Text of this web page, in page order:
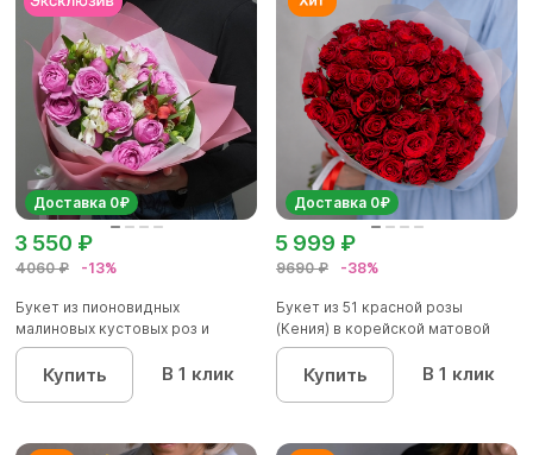
Доставка 0₽
4060 ₽ -13%
3 550 ₽
Букет из пионовидных
малиновых кустовых роз и
альстроме...
Купить В 1 клик
Доставка 0₽
9690 ₽ -38%
5 999 ₽
Букет из 51 красной розы
(Кения) в корейской матовой
уп...
Купить В 1 клик